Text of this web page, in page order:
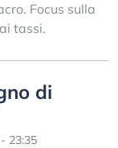
Focus sulla
tassi.
di
23:35